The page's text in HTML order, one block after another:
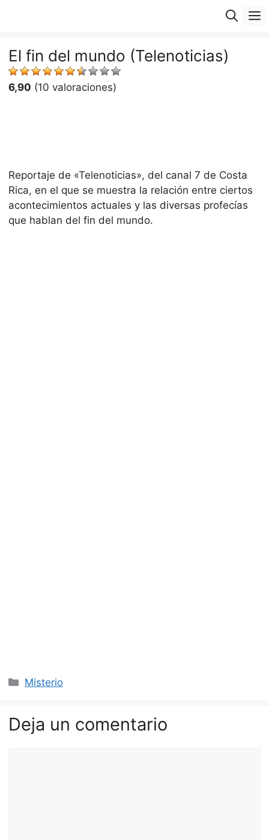
El fin del mundo (Telenoticias)
6,90 (10 valoraciones)
Reportaje de «Telenoticias», del canal 7 de Costa
Rica, en el que se muestra la relación entre ciertos
acontecimientos actuales y las diversas profecías
que hablan del fin del mundo.
Categorías
Misterio
Deja un comentario